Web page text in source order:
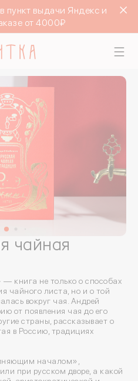
пункт выдачи Яндекс и
от 4000₽
чайная
книга не только о способах
чайного листа, но и о той
вокруг чая. Андрей
от появления чая до его
страны, рассказывает о
в Россию, традициях
началом»,
при русском дворе, а какой